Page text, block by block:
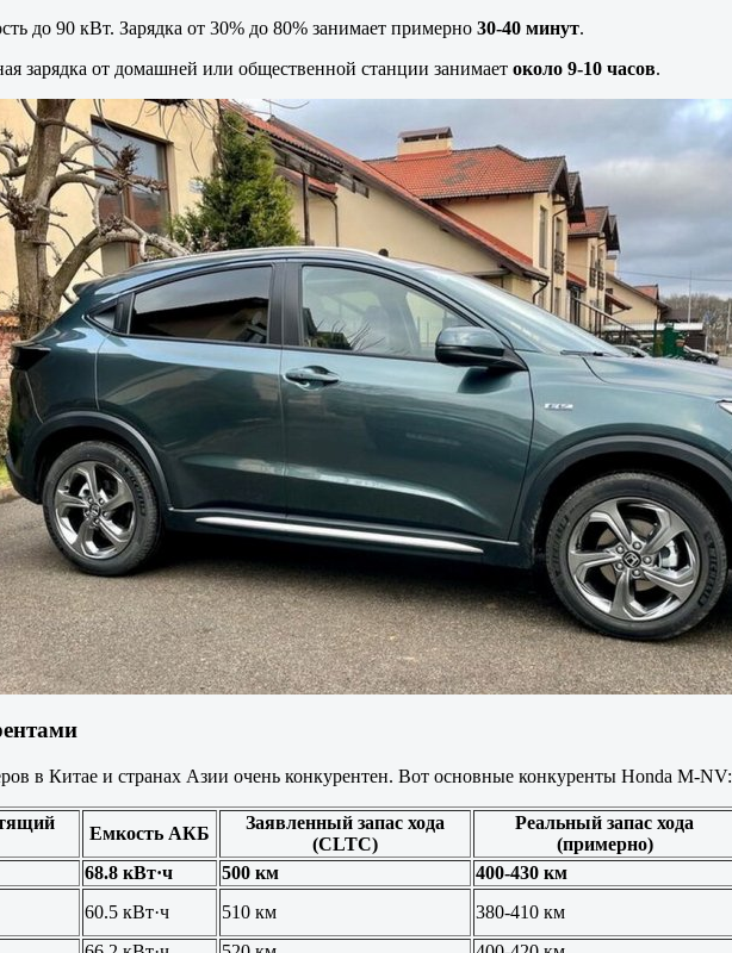
до 90 кВт. Зарядка от 30% до 80% занимает примерно 30-40 минут.
зарядка от домашней или общественной станции занимает около 9-10 часов.
в Китае и странах Азии очень конкурентен. Вот основные конкуренты Honda M-NV:
Емкость АКБ
Заявленный запас хода
(CLTC)
Реальный запас хода
(примерно)
68.8 кВт·ч 500 км 400-430 км
60.5 кВт·ч 510 км 380-410 км